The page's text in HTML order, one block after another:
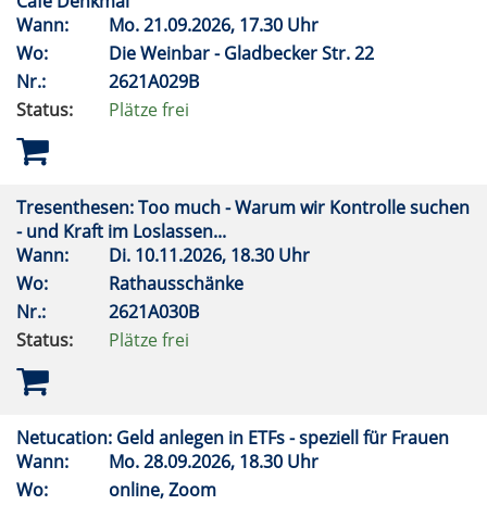
Wann:
Mo.21.09.2026, 17.30 Uhr
Wo:
Die Weinbar - Gladbecker Str. 22
Nr.:
2621A029B
Status:
Plätze frei
Tresenthesen: Too much - Warum wir Kontrolle suchen
- und Kraft im Loslassen...
Wann:
Di. 10.11.2026, 18.30 Uhr
Wo:
Rathausschänke
Nr.:
2621A030B
Status:
Plätze frei
Netucation: Geld anlegen in ETFs - speziell für Frauen
Wann:
Mo.28.09.2026, 18.30 Uhr
Wo:
online, Zoom